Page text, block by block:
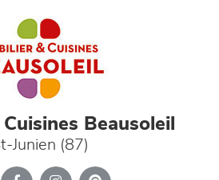
Beausoleil
Junien (87)